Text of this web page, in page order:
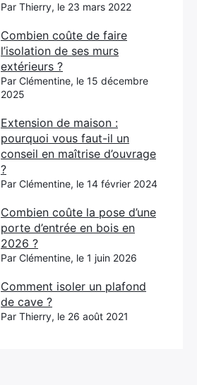
Par Thierry, le 23 mars 2022
Combien coûte de faire
l’isolation de ses murs
extérieurs ?
Par Clémentine, le 15 décembre
2025
Extension de maison :
pourquoi vous faut-il un
conseil en maîtrise d’ouvrage
?
Par Clémentine, le 14 février 2024
Combien coûte la pose d’une
porte d’entrée en bois en
2026 ?
Par Clémentine, le 1 juin 2026
Comment isoler un plafond
de cave ?
Par Thierry, le 26 août 2021